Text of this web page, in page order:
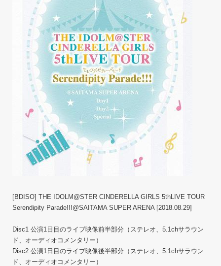
[BDISO] THE IDOLM@STER CINDERELLA GIRLS 5thLIVE TOUR
Serendipity Parade!!!@SAITAMA SUPER ARENA [2018.08.29]
Disc1 公演1日目のライブ映像前半部分（ステレオ、5.1chサラウン
ド、オーディオコメンタリー）
Disc2 公演1日目のライブ映像後半部分（ステレオ、5.1chサラウン
ド、オーディオコメンタリー）